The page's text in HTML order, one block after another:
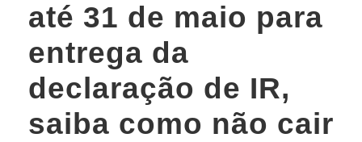
até 31 de maio para
entrega da
declaração de IR,
saiba como não cair